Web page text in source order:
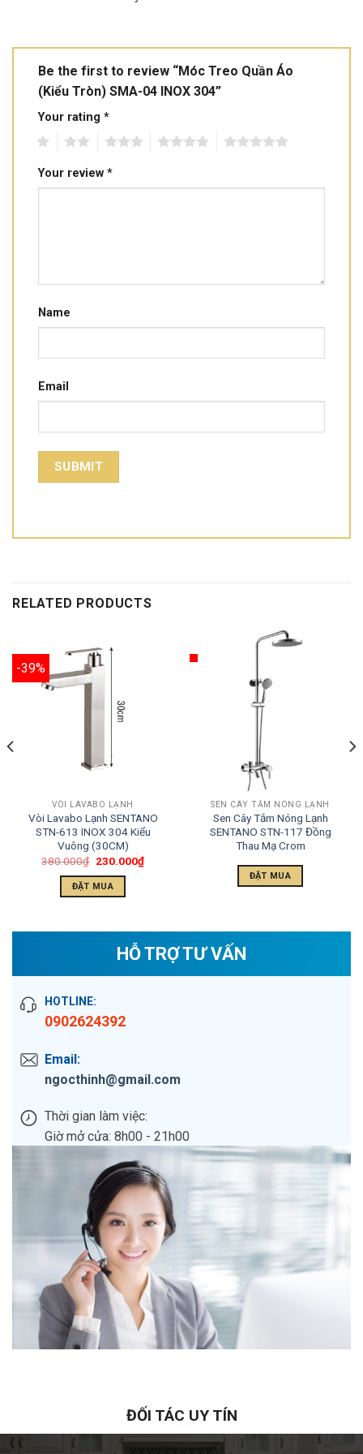
Be the first to review “Móc Treo Quần Áo
(Kiểu Tròn) SMA-04 INOX 304”
Your rating *
Your review *
Name
Email
RELATED PRODUCTS
-39%
VÒI LAVABO LẠNH
Vòi Lavabo Lạnh SENTANO
STN-613 INOX 304 Kiểu
Vuông (30CM)
380.000₫ 230.000₫
ĐẶT MUA
SEN CÂY TẮM NÓNG LẠNH
Sen Cây Tắm Nóng Lạnh
SENTANO STN-117 Đồng
Thau Mạ Crom
ĐẶT MUA
HỖ TRỢ TƯ VẤN
HOTLINE:
0902624392
Email:
ngocthinh@gmail.com
Thời gian làm việc:
Giờ mở cửa: 8h00 - 21h00
ĐỐI TÁC UY TÍN